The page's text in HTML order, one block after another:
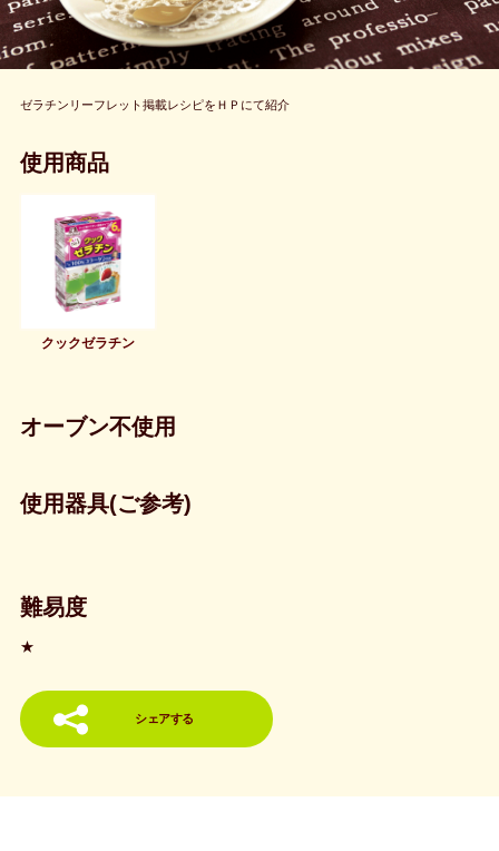
ゼラチンリーフレット掲載レシピをＨＰにて紹介
使用商品
クックゼラチン
オーブン不使用
使用器具(ご参考)
難易度
★
シェアする